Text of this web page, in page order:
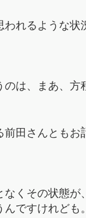
れるような
は、まあ、方
前田さんともお
くその状態
ですけれども。